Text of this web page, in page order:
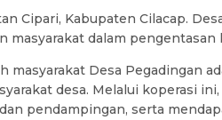
Cipari, Kabupaten Cilacap.
masyarakat dalam
masyarakat Desa Pegadingan
desa. Melalui koperasi
pendampingan, serta